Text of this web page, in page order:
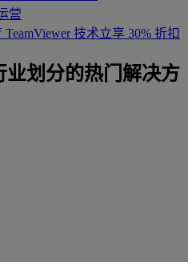
营
TeamViewer 技术立享 30% 折扣
业划分的热门解决方